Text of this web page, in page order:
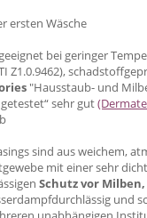
ersten Wäsche
bei geringer
Z1.0.9462),
"Hausstaub- und
sehr gut
sind aus weichem,
mit einer sehr
Schutz vor
und